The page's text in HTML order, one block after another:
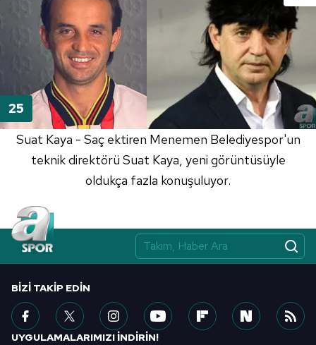
Suat Kaya - Saç ektiren Menemen Belediyespor'un
teknik direktörü Suat Kaya, yeni görüntüsüyle
oldukça fazla konuşuluyor.
BIZI TAKIP EDIN
UYGULAMALARIMIZI İNDİRİN!